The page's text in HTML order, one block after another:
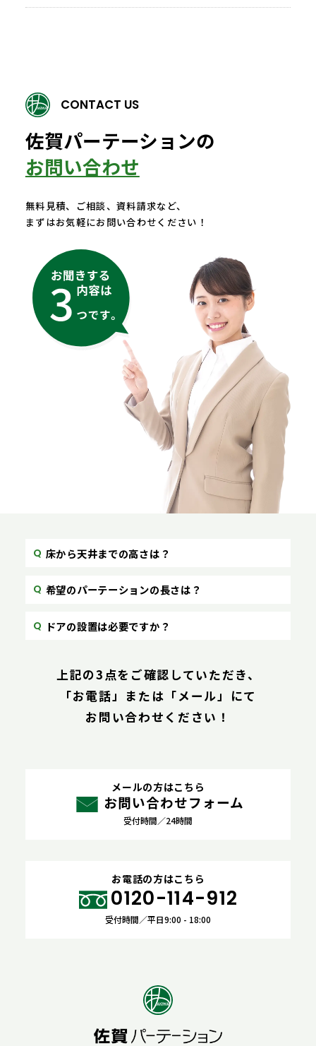
CONTACT US
佐賀パーテーションの
お問い合わせ
無料見積、ご相談、資料請求など、
まずはお気軽にお問い合わせください！
床から天井までの高さは？
希望のパーテーションの長さは？
ドアの設置は必要ですか？
上記の3点をご確認していただき、
「お電話」または「メール」にて
お問い合わせください！
お電話の方はこちら
0120-114-912
受付時間／平日9:00 - 18:00
メールの方はこちら
お問い合わせフォーム
受付時間／24時間